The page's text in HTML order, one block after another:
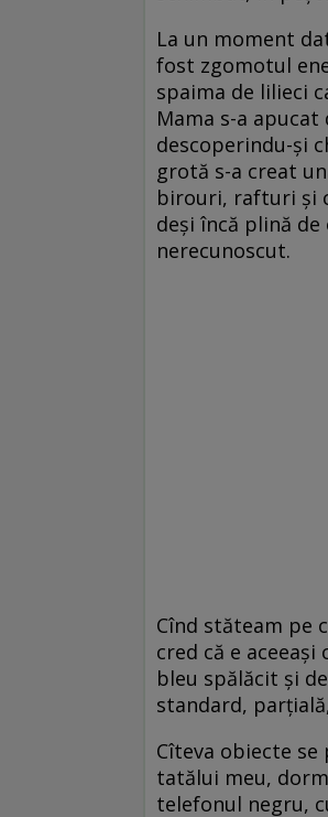
La un moment
fost zgomotul
spaima de lilieci
Mama s-a
descoperindu-și
grotă s-a creat
birouri, rafturi și
deși încă plină
nerecunoscut.
Cînd stăteam pe
cred că e
bleu spălăcit și
standard,
Cîteva obiecte
tatălui meu,
telefonul negru,